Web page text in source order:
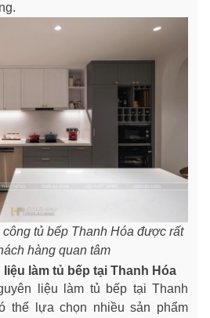
tủ bếp Thanh Hóa được rất
hàng quan tâm
liệu làm tủ bếp tại Thanh Hóa
liệu làm tủ bếp tại Thanh
thể lựa chọn nhiều sản phẩm